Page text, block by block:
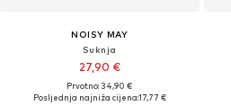
NOISY MAY
Suknja
27,90 €
Prvotno: 34,90 €
Posljednja najniža cijena:17,77 €